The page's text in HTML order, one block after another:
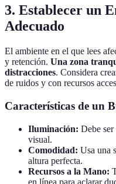
3. Establecer un
Adecuado
El ambiente en el que lees
y retención. Una zona
distracciones. Considera
de ruidos y con recursos
Características de un
Iluminación: Debe ser
visual.
Comodidad: Usa una
altura perfecta.
Recursos a la Mano:
en línea para aclarar